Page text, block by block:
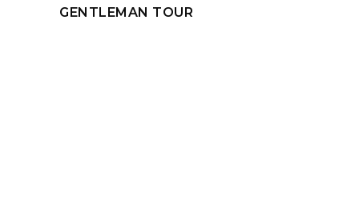
GENTLEMAN TOUR